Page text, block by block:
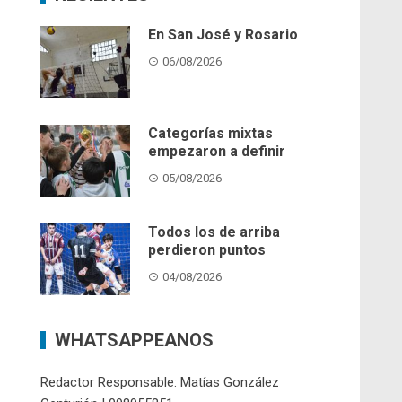
En San José y Rosario
06/08/2026
Categorías mixtas
empezaron a definir
05/08/2026
Todos los de arriba
perdieron puntos
04/08/2026
WHATSAPPEANOS
Redactor Responsable: Matías González